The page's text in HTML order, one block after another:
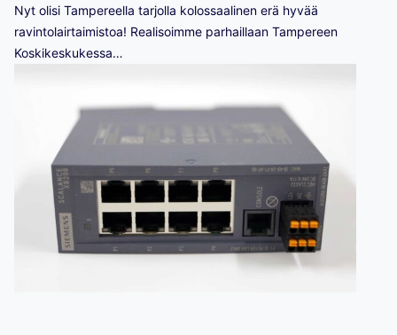
Nyt olisi Tampereella tarjolla kolossaalinen erä hyvää
ravintolairtaimistoa! Realisoimme parhaillaan Tampereen
Koskikeskukessa…